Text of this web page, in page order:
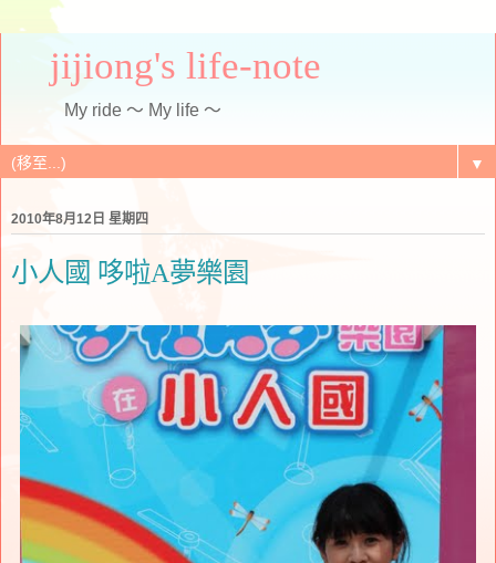
jijiong's life-note
My ride ～ My life ～
▼
2010年8月12日 星期四
小人國 哆啦A夢樂園